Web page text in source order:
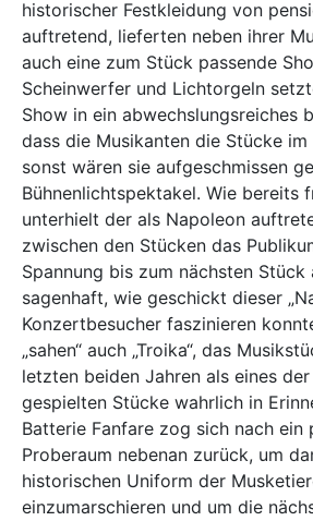
historischer Festkleidung von
auftretend, lieferten neben ihrer
auch eine zum Stück passende
Scheinwerfer und Lichtorgeln
Show in ein abwechslungsreiches
dass die Musikanten die Stücke
sonst wären sie aufgeschmissen
Bühnenlichtspektakel. Wie bereits
unterhielt der als Napoleon
zwischen den Stücken das
Spannung bis zum nächsten
sagenhaft, wie geschickt dieser
Konzertbesucher faszinieren
„sahen“ auch „Troika“, das
letzten beiden Jahren als eines
gespielten Stücke wahrlich in
Batterie Fanfare zog sich nach ein
Proberaum nebenan zurück, um
historischen Uniform der
einzumarschieren und um die